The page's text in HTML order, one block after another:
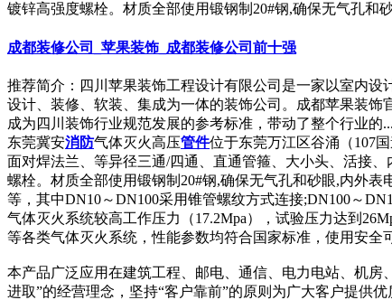
镀锌高强度螺栓。材质全部使用锻钢制20#钢,确保无气孔和
成都装修公司_苹果装饰_成都装修公司前十强
推荐简介：四川苹果装饰工程设计有限公司是一家以室内
设计、装修、软装、集成为一体的装饰公司。成都苹果装饰
成为四川装饰行业规范发展的参考标准，带动了整个行业的
东莞冀安消防气体灭火高压管件位于东莞万江区谷涌（107
面对焊法兰、等异径三通/四通、直通管箍、大小头、活接
螺栓。材质全部使用锻钢制20#钢,确保无气孔和砂眼,内外
等，其中DN10～DN100采用锥管螺纹方式连接;DN100～
气体灭火系统较高工作压力（17.2Mpa），试验压力达到
等各类气体灭火系统，性能参数均符合国家标准，使用安全
本产品广泛应用在建筑工程、邮电、通信、电力电站、机
进取”的经营理念，坚持“客户靠前”的原则为广大客户提供